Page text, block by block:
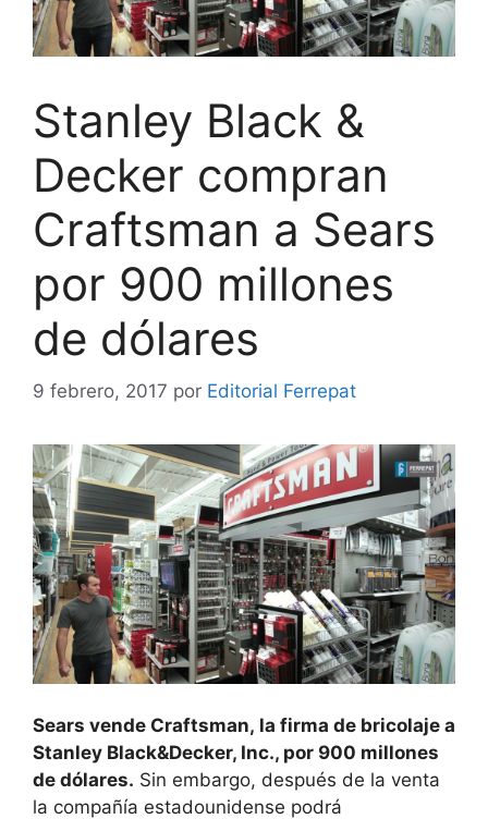
Stanley Black &
Decker compran
Craftsman a Sears
por 900 millones
de dólares
9 febrero, 2017 por Editorial Ferrepat
Sears vende Craftsman, la firma de bricolaje a
Stanley Black&Decker, Inc., por 900 millones
de dólares. Sin embargo, después de la venta
la compañía estadounidense podrá